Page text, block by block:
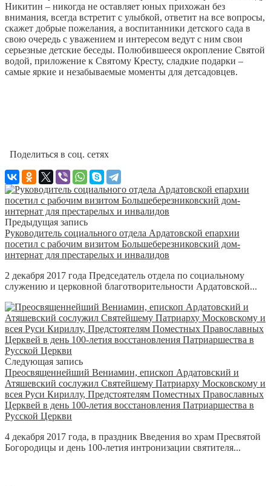
Никитин – никогда не оставляет юных прихожан без
внимания, всегда встретит с улыбкой, ответит на все вопросы,
скажет добрые пожелания, а воспитанники детского сада в
свою очередь с уважением и интересом ведут с ним свои
серьезные детские беседы. Полюбившееся окропление Святой
водой, приложение к Святому Кресту, сладкие подарки –
самые яркие и незабываемые моменты для детсадовцев.
Поделиться в соц. сетях
Предыдущая запись
Руководитель социального отдела Ардатовской епархии
посетил с рабочим визитом Большеберезниковский дом-
интернат для престарелых и инвалидов
2 декабря 2017 года Председатель отдела по социальному
служению и церковной благотворительности Ардатовской...
Следующая запись
Преосвященнейший Вениамин, епископ Ардатовский и
Атяшевский сослужил Святейшему Патриарху Московскому и
всея Руси Кириллу, Предстоятелям Поместных Православных
Церквей в день 100-летия восстановления Патриаршества в
Русской Церкви
4 декабря 2017 года, в праздник Введения во храм Пресвятой
Богородицы и день 100-летия интронизации святителя...